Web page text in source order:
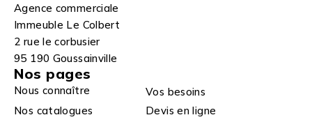
Agence commerciale
Immeuble Le Colbert
2 rue le corbusier
95 190 Goussainville
Nos pages
Nous connaître
Vos besoins
Nos catalogues
Devis en ligne